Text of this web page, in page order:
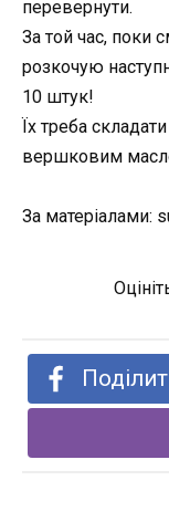
перевернути.
За той час, поки
розкочую
10 штук!
Їх треба
вершковим
За матеріалами: